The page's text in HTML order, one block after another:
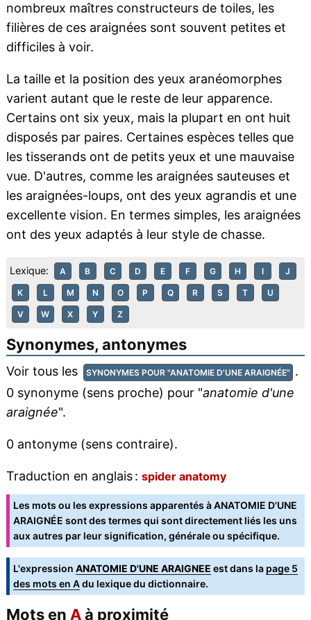
nombreux maîtres constructeurs de toiles, les
filières de ces araignées sont souvent petites et
difficiles à voir.
La taille et la position des yeux aranéomorphes
varient autant que le reste de leur apparence.
Certains ont six yeux, mais la plupart en ont huit
disposés par paires. Certaines espèces telles que
les tisserands ont de petits yeux et une mauvaise
vue. D'autres, comme les araignées sauteuses et
les araignées-loups, ont des yeux agrandis et une
excellente vision. En termes simples, les araignées
ont des yeux adaptés à leur style de chasse.
Lexique: A B C D E F G H I J
K L M N O P Q R S T U
V W X Y Z
Synonymes, antonymes
Voir tous les SYNONYMES POUR "ANATOMIE D'UNE ARAIGNÉE" .
0 synonyme (sens proche) pour "anatomie d'une
araignée".
0 antonyme (sens contraire).
Traduction en anglais : spider anatomy
Les mots ou les expressions apparentés à ANATOMIE D'UNE
ARAIGNÉE sont des termes qui sont directement liés les uns
aux autres par leur signification, générale ou spécifique.
L'expression ANATOMIE D'UNE ARAIGNEE est dans la page 5
des mots en Adu lexique du dictionnaire.
Mots en Aà proximité